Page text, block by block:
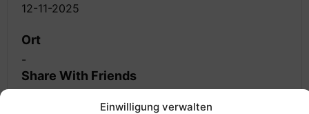
Einwilligung verwalten
12-11-2025
Ort
-
Share With Friends